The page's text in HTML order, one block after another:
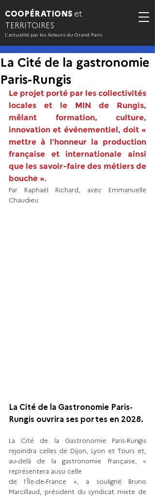
L’actualité par les Acteurs du Grand Paris
COOPÉRATIONS et
TERRITOIRES
La Cité de la gastronomie
Paris-Rungis
Le projet porté par les collectivités
locales et le MIN de Rungis,
mêlant formation, culture,
innovation et événementiel, doit «
mettre à l’honneur la production
française et internationale ainsi
que les savoir-faire des métiers de
bouche ».
Par Raphaël Richard, avec Emmanuelle
Chaudieu.
La Cité de la Gastronomie Paris-
Rungis ouvrira ses portes en 2028.
La Cité de la Gastronomie Paris-Rungis
rejoindra celles de Dijon, Lyon et Tours et,
au-delà de la gastronomie française, «
représentera aussi celle
de l’Île-de-France », a souligné Bruno
Marcillaud, président du syndicat mixte de